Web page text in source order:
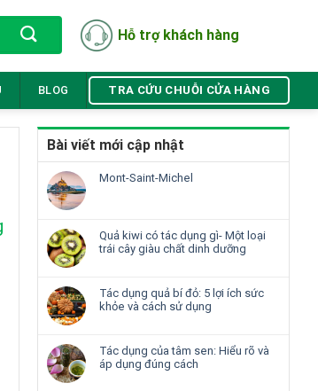
Hỗ trợ khách hàng
BLOG TRA CỨU CHUỖI CỬA HÀNG
Bài viết mới cập nhật
Mont-Saint-Michel
Quả kiwi có tác dụng gì- Một loại
trái cây giàu chất dinh dưỡng
Tác dụng quả bí đỏ: 5 lợi ích sức
khỏe và cách sử dụng
Tác dụng của tâm sen: Hiểu rõ và
áp dụng đúng cách